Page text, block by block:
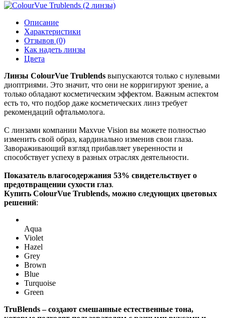
Описание
Характеристики
Отзывов (0)
Как надеть линзы
Цвета
Линзы ColourVue Trublends выпускаются только с нулевыми
диоптриями. Это значит, что они не корригируют зрение, а
только обладают косметическим эффектом. Важным аспектом
есть то, что подбор даже косметических линз требует
рекомендаций офтальмолога.
С линзами компании Maxvue Vision вы можете полностью
изменить свой образ, кардинально изменив свои глаза.
Завораживающий взгляд прибавляет уверенности и
способствует успеху в разных отраслях деятельности.
Показатель влагосодержания 53% свидетельствует о
предотвращении сухости глаз.
Купить ColourVue Trublends, можно следующих цветовых
решений:
Aqua
Violet
Hazel
Grey
Brown
Blue
Turquoise
Green
TruBlends – создают смешанные естественные тона,